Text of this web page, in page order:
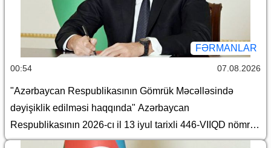
FƏRMANLAR
00:54 07.08.2026
"Azərbaycan Respublikasının Gömrük Məcəlləsində
dəyişiklik edilməsi haqqında" Azərbaycan
Respublikasının 2026-cı il 13 iyul tarixli 446-VIIQD nömrəli
Qanununun tətbiqi və bununla əlaqədar Azərbaycan